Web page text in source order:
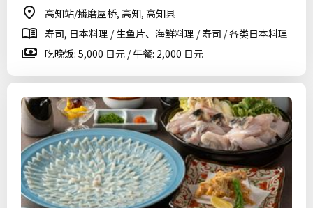
高知站/播磨屋桥, 高知, 高知县
寿司, 日本料理 / 生鱼片、海鲜料理 / 寿司 / 各类日本料理
吃晚饭: 5,000 日元 / 午餐: 2,000 日元